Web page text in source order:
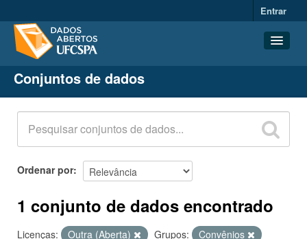
Entrar
Conjuntos de dados
Organizações
Grupos
Sobre
Conjuntos de dados
Ordenar por
1 conjunto de dados encontrado
Licenças: Outra (Aberta) Grupos:
Convênios